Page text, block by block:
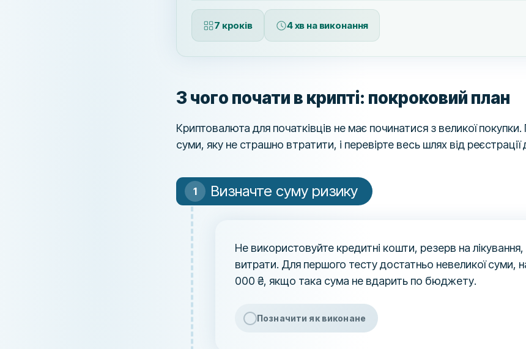
7 кроків 4 хв на виконання
З чого почати в крипті: покроковий план
Криптовалюта для початківців не має починатися з великої покупки.
суми, яку не страшно втратити, і перевірте весь шлях від
Визначте суму ризику
Не використовуйте кредитні кошти, резерв на
витрати. Для першого тесту достатньо невеликої суми,
000 ₴, якщо така сума не вдарить по бюджету.
Позначити як виконане